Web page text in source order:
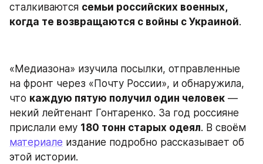
сталкиваются семьи российских военных,
когда те возвращаются с войны с Украиной.
«Медиазона» изучила посылки, отправленные
на фронт через «Почту России», и обнаружила,
что каждую пятую получил один человек —
некий лейтенант Гонтаренко. За год россияне
прислали ему 180 тонн старых одеял
материале издание подробно рассказывает об
этой истории.